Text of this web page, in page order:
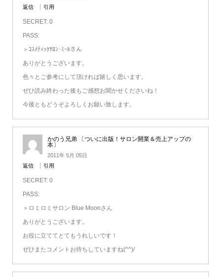
返信
引用
SECRET: 0
PASS:
＞ｺｽﾒﾃｨｯｸｻﾛﾝ･ﾐｰﾙさん
ありがとうございます。
色々とご参考にして頂ければ嬉しく思います。
ぜひ読み終わった後もご感想お聞かせくださいね！
今後ともどうぞよろしくお願い致します。
かのう兄弟 〔ついに出版！サロン開業＆売上アップの
本〕
2011年 5月 05日
返信
引用
SECRET: 0
PASS:
＞ロミロミサロン Blue Moonさん
ありがとうございます。
お役に立ててとてもうれしいです！
ぜひまたコメントお待ちしていますね(^^)/